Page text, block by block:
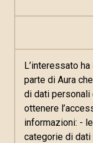
L’interessato
parte di Aura
di dati personali
ottenere
informazioni: -
categorie di